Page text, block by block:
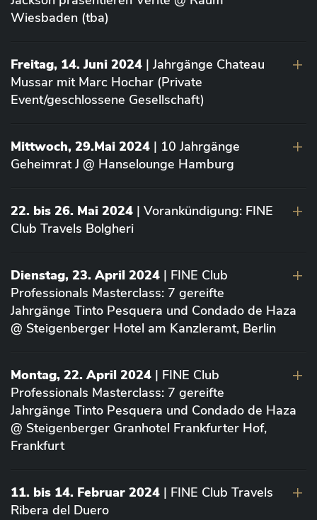
Wiesbaden (tba)
Freitag, 14. Juni 2024 | Jahrgänge Chateau
Mussar mit Marc Hochar (Private
Event/geschlossene Gesellschaft)
Mittwoch, 29.Mai 2024 | 10 Jahrgänge
Geheimrat J @ Hanselounge Hamburg
22. bis 26. Mai 2024 | Vorankündigung: FINE
Club Travels Bolgheri
Dienstag, 23. April 2024 | FINE Club
Professionals Masterclass: 7 gereifte
Jahrgänge Tinto Pesquera und Condado de Haza
@ Steigenberger Hotel am Kanzleramt, Berlin
Montag, 22. April 2024 | FINE Club
Professionals Masterclass: 7 gereifte
Jahrgänge Tinto Pesquera und Condado de Haza
@ Steigenberger Granhotel Frankfurter Hof,
Frankfurt
11. bis 14. Februar 2024 | FINE Club Travels
Ribera del Duero